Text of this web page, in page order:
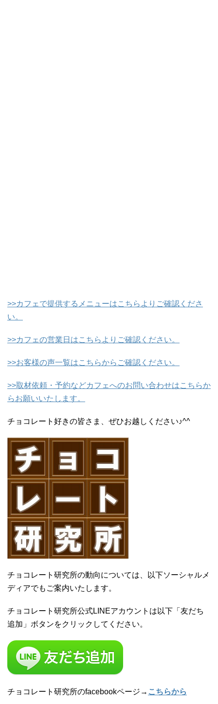
>>カフェで提供するメニューはこちらよりご確認くださ
い。
>>カフェの営業日はこちらよりご確認ください。
>>お客様の声一覧はこちらからご確認ください。
>>取材依頼・予約などカフェへのお問い合わせはこちらか
らお願いいたします。
チョコレート好きの皆さま、ぜひお越しください♪^^
チョコレート研究所の動向については、以下ソーシャルメ
ディアでもご案内いたします。
チョコレート研究所公式LINEアカウントは以下「友だち
追加」ボタンをクリックしてください。
チョコレート研究所のfacebookページ→ こちらから